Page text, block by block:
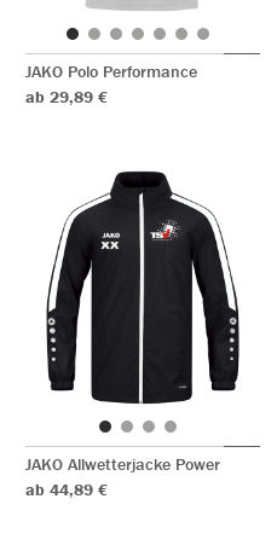
JAKO Polo Performance
ab 29,89 €
JAKO Allwetterjacke Power
ab 44,89 €